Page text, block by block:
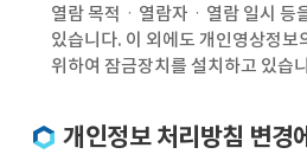
열람 목적ㆍ열람자ㆍ열람 일시 등
있습니다. 이 외에도 개인영상정보
위하여 잠금장치를 설치하고 있습
개인정보 처리방침 변경